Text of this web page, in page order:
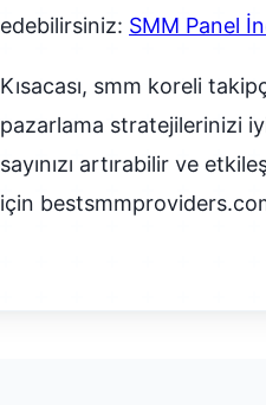
edebilirsiniz: SMM Panel
Kısacası, smm koreli
pazarlama stratejilerinizi
sayınızı artırabilir ve
için